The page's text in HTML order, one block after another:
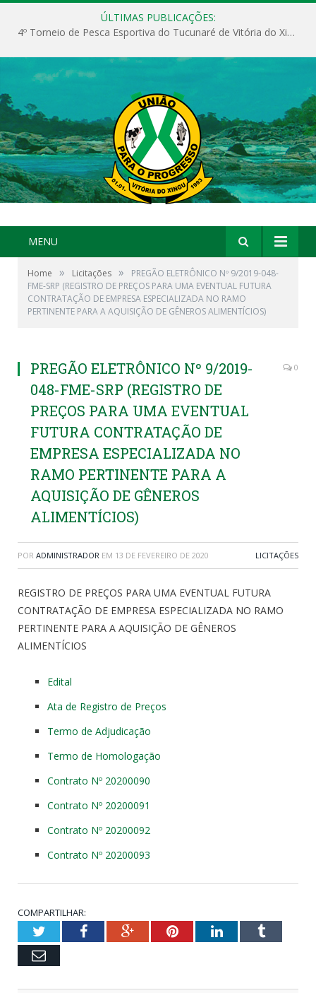
ÚLTIMAS PUBLICAÇÕES:
4º Torneio de Pesca Esportiva do Tucunaré de Vitória do Xingu
MENU
Home » Licitações »
PREGÃO ELETRÔNICO Nº 9/2019-048-
FME-SRP (REGISTRO DE PREÇOS PARA UMA EVENTUAL FUTURA
CONTRATAÇÃO DE EMPRESA ESPECIALIZADA NO RAMO
PERTINENTE PARA A AQUISIÇÃO DE GÊNEROS ALIMENTÍCIOS)
PREGÃO ELETRÔNICO Nº 9/2019-
048-FME-SRP (REGISTRO DE
PREÇOS PARA UMA EVENTUAL
FUTURA CONTRATAÇÃO DE
EMPRESA ESPECIALIZADA NO
RAMO PERTINENTE PARA A
AQUISIÇÃO DE GÊNEROS
ALIMENTÍCIOS)
0
POR ADMINISTRADOR EM 13 DE FEVEREIRO DE 2020 LICITAÇÕES
REGISTRO DE PREÇOS PARA UMA EVENTUAL FUTURA
CONTRATAÇÃO DE EMPRESA ESPECIALIZADA NO RAMO
PERTINENTE PARA A AQUISIÇÃO DE GÊNEROS
ALIMENTÍCIOS
Edital
Ata de Registro de Preços
Termo de Adjudicação
Termo de Homologação
Contrato Nº 20200090
Contrato Nº 20200091
Contrato Nº 20200092
Contrato Nº 20200093
COMPARTILHAR:
TwitterFacebookGoogle+PinterestLinkedInTumblr
Email